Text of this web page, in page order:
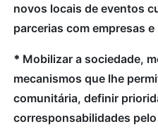
novos locais de eventos
parcerias com empresas
* Mobilizar a sociedade,
mecanismos que lhe
comunitária, definir
corresponsabilidades